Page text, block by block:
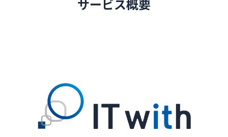
サービス概要